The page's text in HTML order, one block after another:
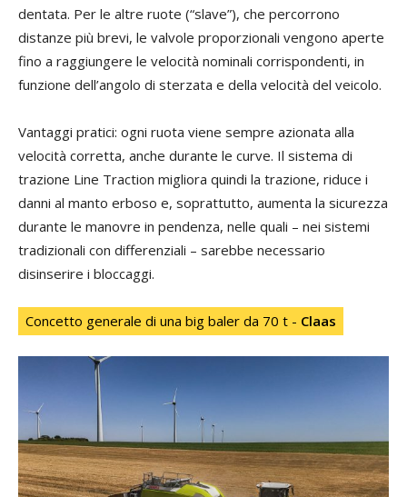
dentata. Per le altre ruote (“slave”), che percorrono
distanze più brevi, le valvole proporzionali vengono aperte
fino a raggiungere le velocità nominali corrispondenti, in
funzione dell’angolo di sterzata e della velocità del veicolo.
Vantaggi pratici: ogni ruota viene sempre azionata alla
velocità corretta, anche durante le curve. Il sistema di
trazione Line Traction migliora quindi la trazione, riduce i
danni al manto erboso e, soprattutto, aumenta la sicurezza
durante le manovre in pendenza, nelle quali – nei sistemi
tradizionali con differenziali – sarebbe necessario
disinserire i bloccaggi.
Concetto generale di una big baler da 70 t - Claas